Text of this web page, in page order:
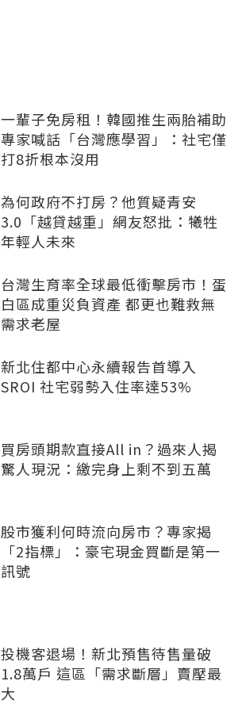
一輩子免房租！韓國推生兩胎補助
專家喊話「台灣應學習」：社宅僅
打8折根本沒用
為何政府不打房？他質疑青安
3.0「越貸越重」網友怒批：犧牲
年輕人未來
台灣生育率全球最低衝擊房市！蛋
白區成重災負資產 都更也難救無
需求老屋
新北住都中心永續報告首導入
SROI 社宅弱勢入住率達53%
買房頭期款直接All in？過來人揭
驚人現況：繳完身上剩不到五萬
股市獲利何時流向房市？專家揭
「2指標」：豪宅現金買斷是第一
訊號
投機客退場！新北預售待售量破
1.8萬戶 這區「需求斷層」賣壓最
大